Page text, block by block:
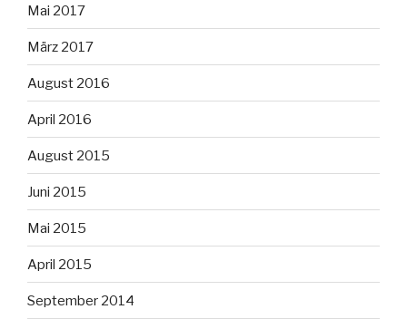
Mai 2017
März 2017
August 2016
April 2016
August 2015
Juni 2015
Mai 2015
April 2015
September 2014